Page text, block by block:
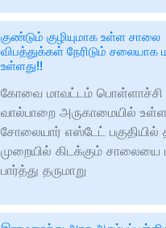
குண்டும் குழியுமாக உள்ள சாலை
விபத்துக்கள் நேரிடும் சலையாக
உள்ளது!!
கோவை மாவட்டம் பொள்ளாச்சி
வால்பாறை அருகாமையில் உள்ள
சோலையார் எஸ்டேட் பகுதியில்
முறையில் கிடக்கும் சாலையை
பார்த்து தருமாறு